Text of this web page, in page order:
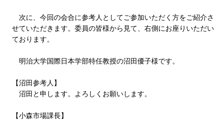
次に、今回の会合に参考人としてご参加いただく方をご紹介さ
せていただきます。委員の皆様から見て、右側にお座りいただい
ております。
明治大学国際日本学部特任教授の沼田優子様です。
【沼田参考人】
沼田と申します。よろしくお願いします。
【小森市場課長】